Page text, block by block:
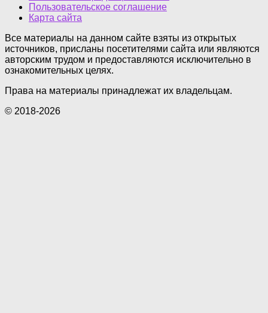
Пользовательское соглашение
Карта сайта
Все материалы на данном сайте взяты из открытых
источников, присланы посетителями сайта или являются
авторским трудом и предоставляются исключительно в
ознакомительных целях.
Права на материалы принадлежат их владельцам.
© 2018-2026